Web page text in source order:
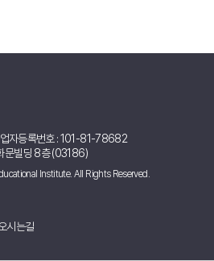
자등록번호 : 101-81-78682
문빌딩 8층 (03186)
Institute. All Rights Reserved.
시는길